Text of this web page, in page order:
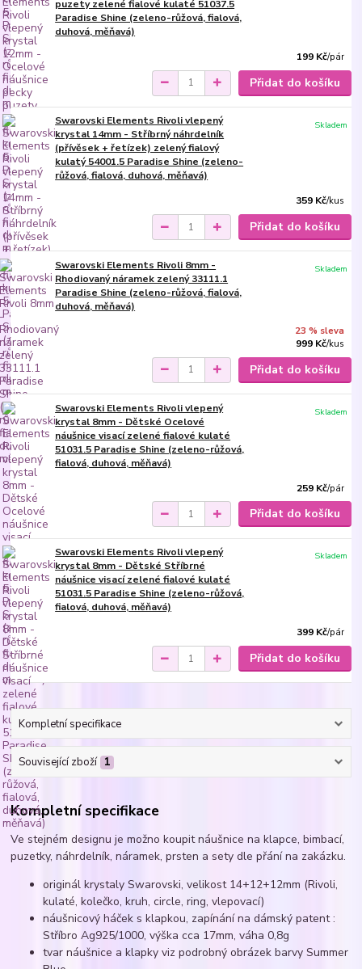
puzety zelené fialové kulaté 51037.5
Paradise Shine (zeleno-růžová, fialová,
duhová, měňavá)
199 Kč/pár
Přidat do košíku
Swarovski Elements Rivoli vlepený
krystal 14mm - Stříbrný náhrdelník
(přívěsek + řetízek) zelený fialový
kulatý 54001.5 Paradise Shine (zeleno-
růžová, fialová, duhová, měňavá)
359 Kč/kus
Skladem
Přidat do košíku
Swarovski Elements Rivoli 8mm -
Rhodiovaný náramek zelený 33111.1
Paradise Shine (zeleno-růžová, fialová,
duhová, měňavá)
23 % sleva
999 Kč/kus
Skladem
Přidat do košíku
Swarovski Elements Rivoli vlepený
krystal 8mm - Dětské Ocelové
náušnice visací zelené fialové kulaté
51031.5 Paradise Shine (zeleno-růžová,
fialová, duhová, měňavá)
259 Kč/pár
Skladem
Přidat do košíku
Swarovski Elements Rivoli vlepený
krystal 8mm - Dětské Stříbrné
náušnice visací zelené fialové kulaté
51031.5 Paradise Shine (zeleno-růžová,
fialová, duhová, měňavá)
399 Kč/pár
Skladem
Přidat do košíku
Kompletní specifikace
Související zboží 1
Kompletní specifikace
Ve stejném designu je možno koupit náušnice na klapce, bimbací,
puzetky, náhrdelník, náramek, prsten a sety dle přání na zakázku.
originál krystaly Swarovski, velikost 14+12+12mm (Rivoli,
kulaté, kolečko, kruh, circle, ring, vlepovací)
náušnicový háček s klapkou, zapínání na dámský patent :
Stříbro Ag925/1000, výška cca 17mm, váha 0,8g
tvar náušnice a klapky viz podrobný obrázek barvy Summer